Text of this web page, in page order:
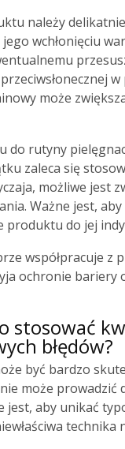
należy
wchłonięciu
może
do rutyny
zaleca się
możliwe jest
Ważne jest,
produktu do jej
współpracuje z
ochronie
stosować
błędów?
być bardzo
może prowadzić
jest, aby unikać
technika